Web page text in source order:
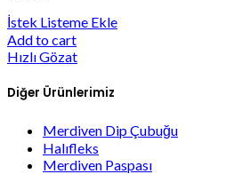
İstek Listeme Ekle
Add to cart
Hızlı Gözat
Diğer Ürünlerimiz
Merdiven Dip Çubuğu
Halıfleks
Merdiven Paspası